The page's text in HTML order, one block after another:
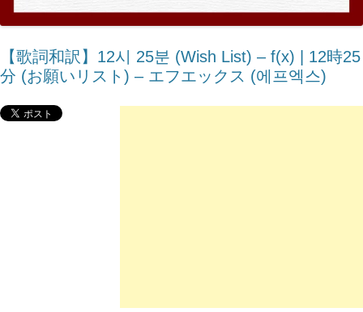
【歌詞和訳】12시 25분 (Wish List) – ​f(x) | 12時25
分 (お願いリスト) – エフエックス (에프엑스)